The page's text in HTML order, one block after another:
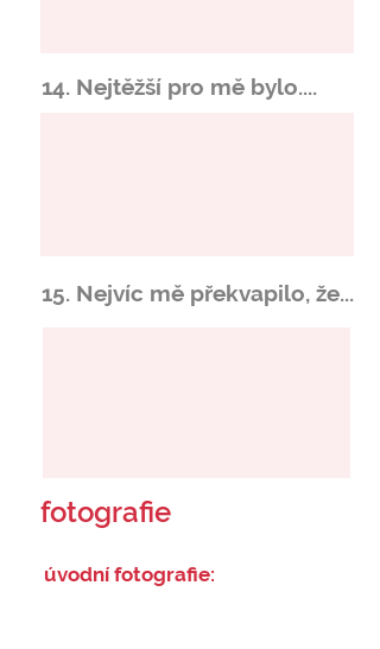
14. Nejtěžší pro mě bylo....
15. Nejvíc mě překvapilo, že...
fotografie
úvodní fotografie: